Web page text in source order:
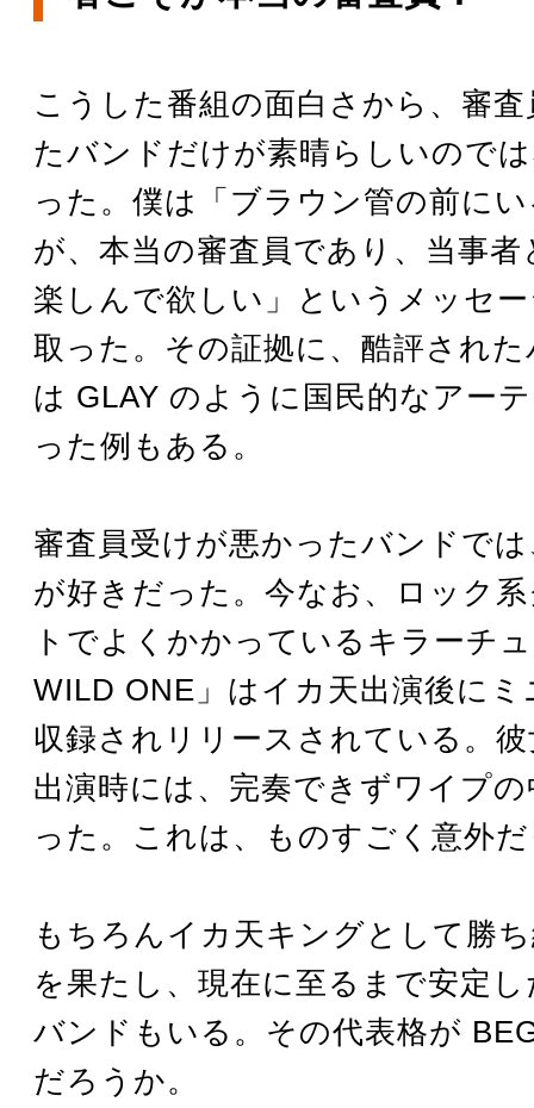
こうした番組の面白さから、審
たバンドだけが素晴らしいので
った。僕は「ブラウン管の前に
が、本当の審査員であり、当事
楽しんで欲しい」というメッセ
取った。その証拠に、酷評され
は GLAY のように国民的なアー
った例もある。
審査員受けが悪かったバンドで
が好きだった。今なお、ロック
トでよくかかっているキラーチ
WILD ONE」はイカ天出演後に
収録されリリースされている。
出演時には、完奏できずワイプ
った。これは、ものすごく意外
もちろんイカ天キングとして勝
を果たし、現在に至るまで安定
バンドもいる。その代表格が
だろうか。